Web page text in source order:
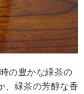
の豊かな緑茶の
、緑茶の芳醇な香